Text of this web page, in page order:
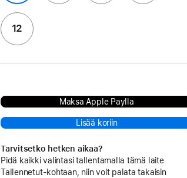
12
Maksa Apple Paylla
Lisää koriin
Tarvitsetko hetken aikaa?
Pidä kaikki valintasi tallentamalla tämä laite
Tallennetut-kohtaan, niin voit palata takaisin